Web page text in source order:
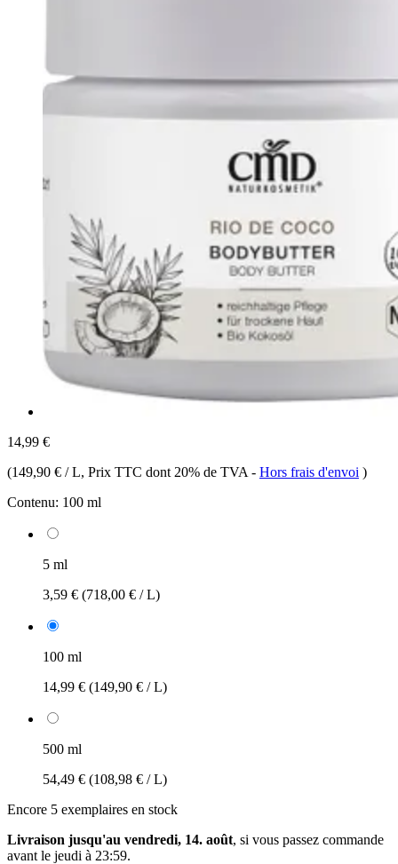
14,99 €
(149,90 € / L, Prix TTC dont 20% de TVA - Hors frais d'envoi )
Contenu: 100 ml
5 ml
3,59 € (718,00 € / L)
100 ml
14,99 € (149,90 € / L)
500 ml
54,49 € (108,98 € / L)
Encore 5 exemplaires en stock
Livraison jusqu'au vendredi, 14. août, si vous passez commande
avant le jeudi à 23:59.